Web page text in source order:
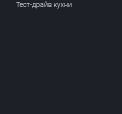
Тест-драйв кухни